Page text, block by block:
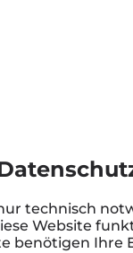
technisch
Website
benötigen Ihre